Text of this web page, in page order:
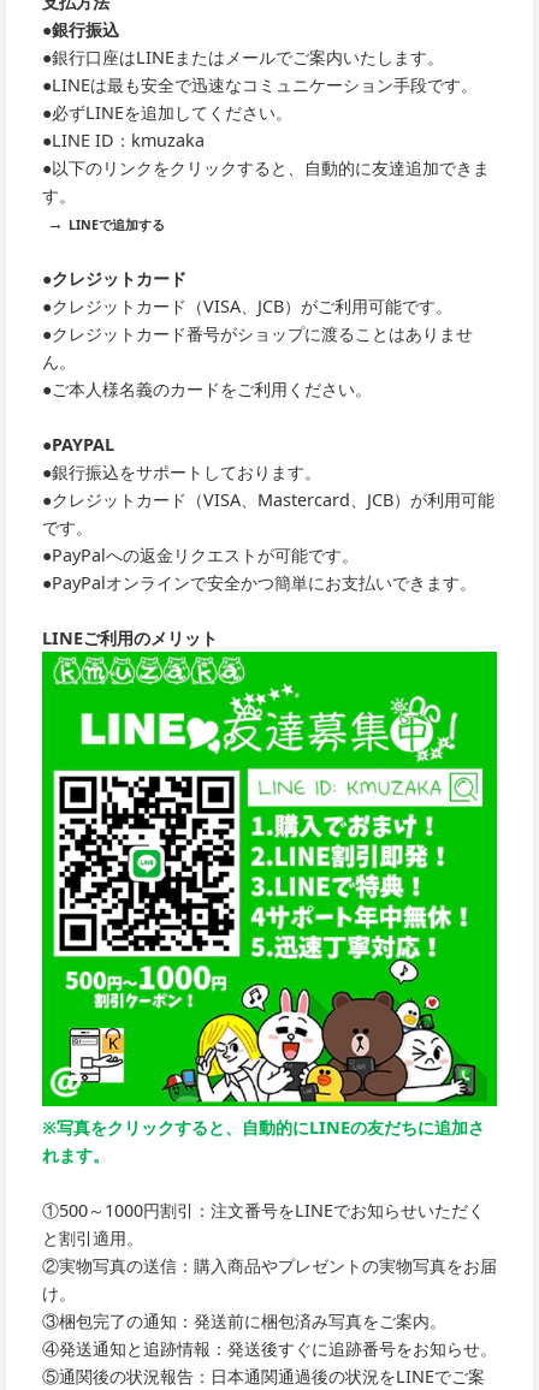
●銀行振込
●銀行口座はLINEまたはメールでご案内いたします。
●LINEは最も安全で迅速なコミュニケーション手段です。
●必ずLINEを追加してください。
●LINE ID：kmuzaka
●以下のリンクをクリックすると、自動的に友達追加できま
す。
→ LINEで追加する
●クレジットカード
●クレジットカード（VISA、JCB）がご利用可能です。
●クレジットカード番号がショップに渡ることはありませ
ん。
●ご本人様名義のカードをご利用ください。
●PAYPAL
●銀行振込をサポートしております。
●クレジットカード（VISA、Mastercard、JCB）が利用可能
です。
●PayPalへの返金リクエストが可能です。
●PayPalオンラインで安全かつ簡単にお支払いできます。
LINEご利用のメリット
※写真をクリックすると、自動的にLINEの友だちに追加さ
れます。
①500～1000円割引：注文番号をLINEでお知らせいただく
と割引適用。
②実物写真の送信：購入商品やプレゼントの実物写真をお届
け。
③梱包完了の通知：発送前に梱包済み写真をご案内。
④発送通知と追跡情報：発送後すぐに追跡番号をお知らせ。
⑤通関後の状況報告：日本通関通過後の状況をLINEでご案